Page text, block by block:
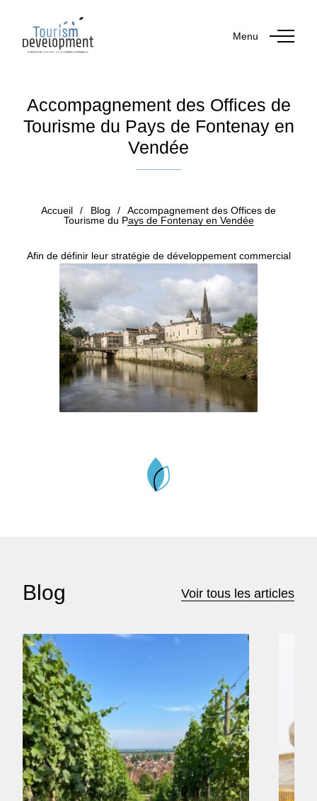
Menu
Accompagnement des Offices de
Tourisme du Pays de Fontenay en
Vendée
Accueil / Blog /
Accompagnement des Offices de
Tourisme du Pays de Fontenay en Vendée
Afin de définir leur stratégie de développement commercial
Blog Voir tous les articles